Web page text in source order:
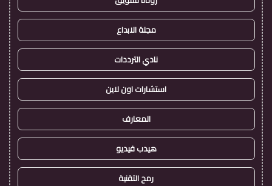
مجلة الابداع
نادي الترددات
استشارات اون لاين
المعارف
هيدب فيديو
رمح التقنية